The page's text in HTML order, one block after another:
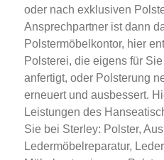
oder nach exklusiven
Ansprechpartner ist dann
Polstermöbelkontor, hier
Polsterei, die eigens für
anfertigt, oder Polsterung
erneuert und ausbessert.
Leistungen des
Sie bei Sterley: Polster,
Ledermöbelreparatur,